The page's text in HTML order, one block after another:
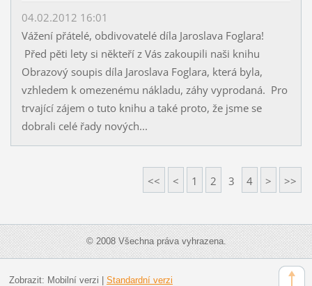
04.02.2012 16:01
Vážení přátelé, obdivovatelé díla Jaroslava Foglara!
Před pěti lety si někteří z Vás zakoupili naši knihu
Obrazový soupis díla Jaroslava Foglara, která byla,
vzhledem k omezenému nákladu, záhy vyprodaná. Pro
trvající zájem o tuto knihu a také proto, že jsme se
dobrali celé řady nových...
<< < 1 2 3 4 > >>
© 2008 Všechna práva vyhrazena.
Zobrazit: Mobilní verzi Standardní verzi